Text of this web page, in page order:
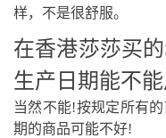
样，不是很舒服。
在香港莎莎买
生产日期能不
当然不能!按规定所有
期的商品可能不好!